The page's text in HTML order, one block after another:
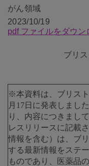
がん領域
2023/10/19
pdf ファイルをダウン
ブリ
※本資料は、ブリス
月17日に発表しまし
り、内容につきまし
レスリリースに記載
情報を含む）は、ブ
する最新情報をステ
ものであり、医薬品